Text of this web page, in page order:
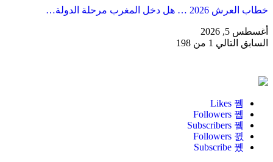
خطاب العرش 2026 … هل دخل المغرب مرحلة الدولة…
أغسطس 5, 2026
السابق التالي 1 من 198